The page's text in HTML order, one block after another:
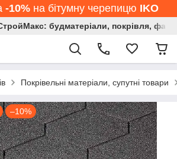
-10%на бітумну черепицю IKO
будматеріали, покрівля,
Покрівельні матеріали, супутні товари
–10%